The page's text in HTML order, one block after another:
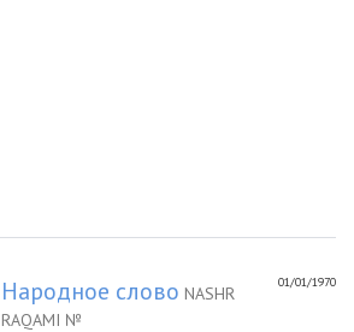
01/01/1970
Народное слово NASHR
RAQAMI №